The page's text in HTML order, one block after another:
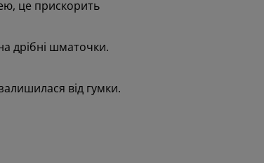
це прискорить
дрібні шматочки.
від гумки.